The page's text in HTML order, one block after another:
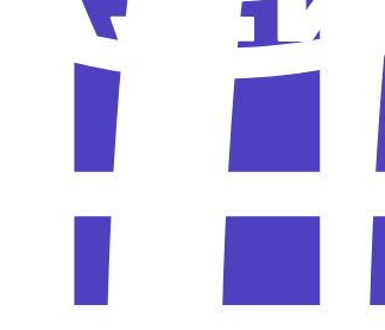
теперь есть новая напарница